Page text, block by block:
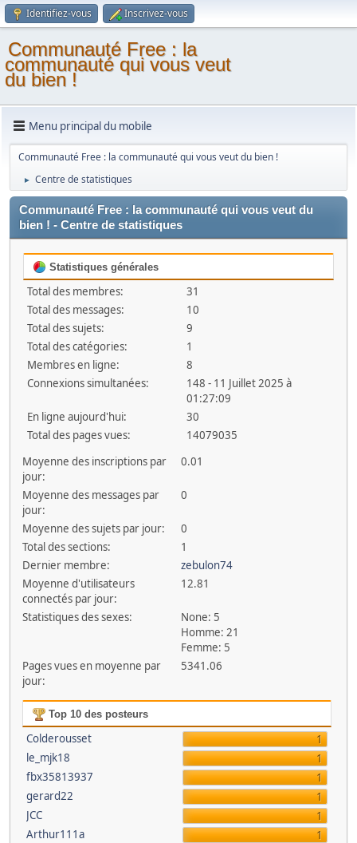
Identifiez-vous Inscrivez-vous
Communauté Free : la
communauté qui vous veut
du bien !
Menu principal du mobile
Communauté Free : la communauté qui vous veut du bien !
► Centre de statistiques
Communauté Free : la communauté qui vous veut du
bien ! - Centre de statistiques
Statistiques générales
Total des membres:
31
Total des messages:
10
Total des sujets:
9
Total des catégories:
1
Membres en ligne:
8
Connexions simultanées:
148 - 11 Juillet 2025 à
01:27:09
En ligne aujourd'hui:
30
Total des pages vues:
14079035
Moyenne des inscriptions par
jour:
0.01
Moyenne des messages par
jour:
0
Moyenne des sujets par jour:
0
Total des sections:
1
Dernier membre:
zebulon74
Moyenne d'utilisateurs
connectés par jour:
12.81
Statistiques des sexes:
None: 5
Homme: 21
Femme: 5
Pages vues en moyenne par
jour:
5341.06
Top 10 des posteurs
Colderousset
1
le_mjk18
1
fbx35813937
1
gerard22
1
JCC
1
Arthur111a
1